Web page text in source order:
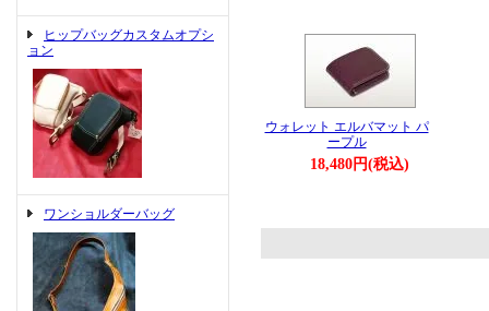
ヒップバッグカスタムオプシ
ョン
ワンショルダーバッグ
ウォレット エルバマット パ
ープル
18,480円(税込)